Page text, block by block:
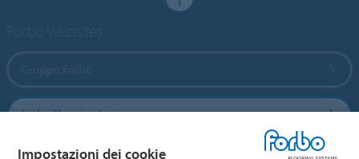
Forbo Flooring Systems
Impostazioni dei cookie